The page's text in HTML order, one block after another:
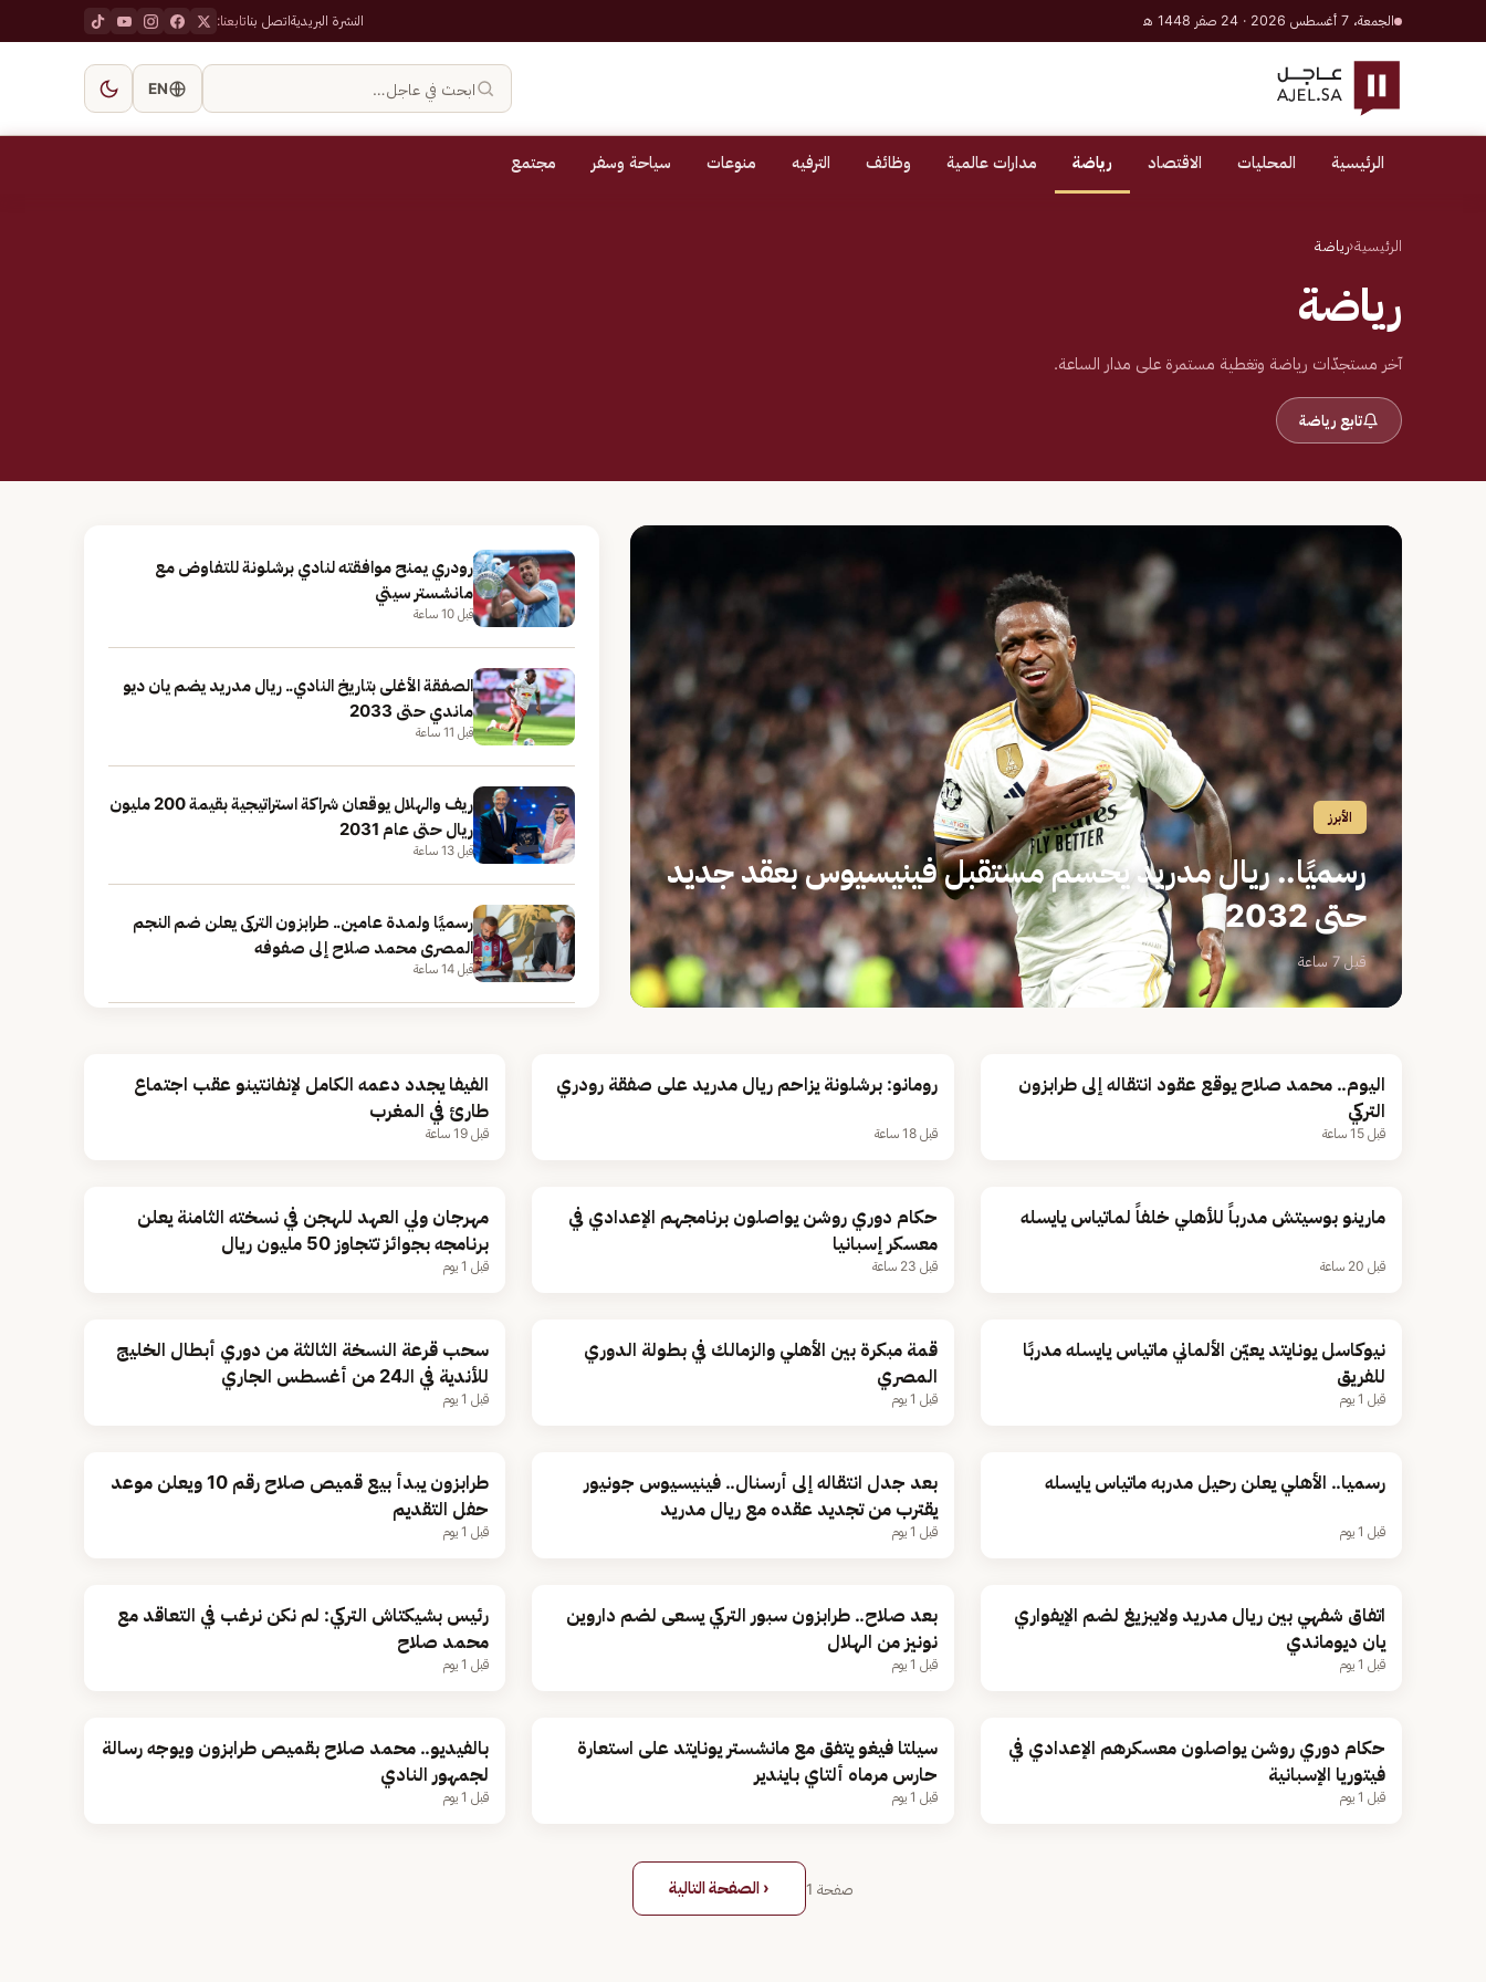
الجمعة، 7 أغسطس 2026 · 24 صفر 1448 هـ النشرة البريديةاتصل بناتابعنا:
ابحث في عاجل… EN
الرئيسية المحليات الاقتصاد رياضة مدارات عالمية وظائف الترفيه منوعات سياحة وسفر مجتمع
الرئيسية‹رياضة
رياضة
آخر مستجدّات رياضة وتغطية مستمرة على مدار الساعة.
تابع رياضة
الأبرز
رسميًا.. ريال مدريد يحسم مستقبل فينيسيوس بعقد جديد
حتى 2032
قبل 7 ساعة
رودري يمنح موافقته لنادي برشلونة للتفاوض مع
مانشستر سيتي
قبل 10 ساعة
الصفقة الأغلى بتاريخ النادي.. ريال مدريد يضم يان ديو
ماندي حتى 2033
قبل 11 ساعة
ريف والهلال يوقعان شراكة استراتيجية بقيمة 200 مليون
ريال حتى عام 2031
قبل 13 ساعة
رسميًا ولمدة عامين.. طرابزون التركى يعلن ضم النجم
المصرى محمد صلاح إلى صفوفه
قبل 14 ساعة
اليوم.. محمد صلاح يوقع عقود انتقاله إلى طرابزون
التركي
قبل 15 ساعة
رومانو: برشلونة يزاحم ريال مدريد على صفقة رودري
قبل 18 ساعة
الفيفا يجدد دعمه الكامل لإنفانتينو عقب اجتماع
طارئ في المغرب
قبل 19 ساعة
مارينو بوسيتش مدرباً للأهلي خلفاً لماتياس يايسله
قبل 20 ساعة
حكام دوري روشن يواصلون برنامجهم الإعدادي في
معسكر إسبانيا
قبل 23 ساعة
مهرجان ولي العهد للهجن في نسخته الثامنة يعلن
برنامجه بجوائز تتجاوز 50 مليون ريال
قبل 1 يوم
نيوكاسل يونايتد يعيّن الألماني ماتياس يايسله مدربًا
للفريق
قبل 1 يوم
قمة مبكرة بين الأهلي والزمالك في بطولة الدوري
المصري
قبل 1 يوم
سحب قرعة النسخة الثالثة من دوري أبطال الخليج
للأندية في الـ24 من أغسطس الجاري
قبل 1 يوم
رسميا.. الأهلي يعلن رحيل مدربه ماتياس يايسله
قبل 1 يوم
بعد جدل انتقاله إلى أرسنال.. فينيسيوس جونيور
يقترب من تجديد عقده مع ريال مدريد
قبل 1 يوم
طرابزون يبدأ بيع قميص صلاح رقم 10 ويعلن موعد
حفل التقديم
قبل 1 يوم
اتفاق شفهي بين ريال مدريد ولايبزيغ لضم الإيفواري
يان ديوماندي
قبل 1 يوم
بعد صلاح.. طرابزون سبور التركي يسعى لضم داروين
نونيز من الهلال
قبل 1 يوم
رئيس بشيكتاش التركي: لم نكن نرغب في التعاقد مع
محمد صلاح
قبل 1 يوم
حكام دوري روشن يواصلون معسكرهم الإعدادي في
فيتوريا الإسبانية
قبل 1 يوم
سيلتا فيغو يتفق مع مانشستر يونايتد على استعارة
حارس مرماه ألتاي بايندير
قبل 1 يوم
بالفيديو.. محمد صلاح بقميص طرابزون ويوجه رسالة
لجمهور النادي
قبل 1 يوم
صفحة 1 ‹ الصفحة التالية